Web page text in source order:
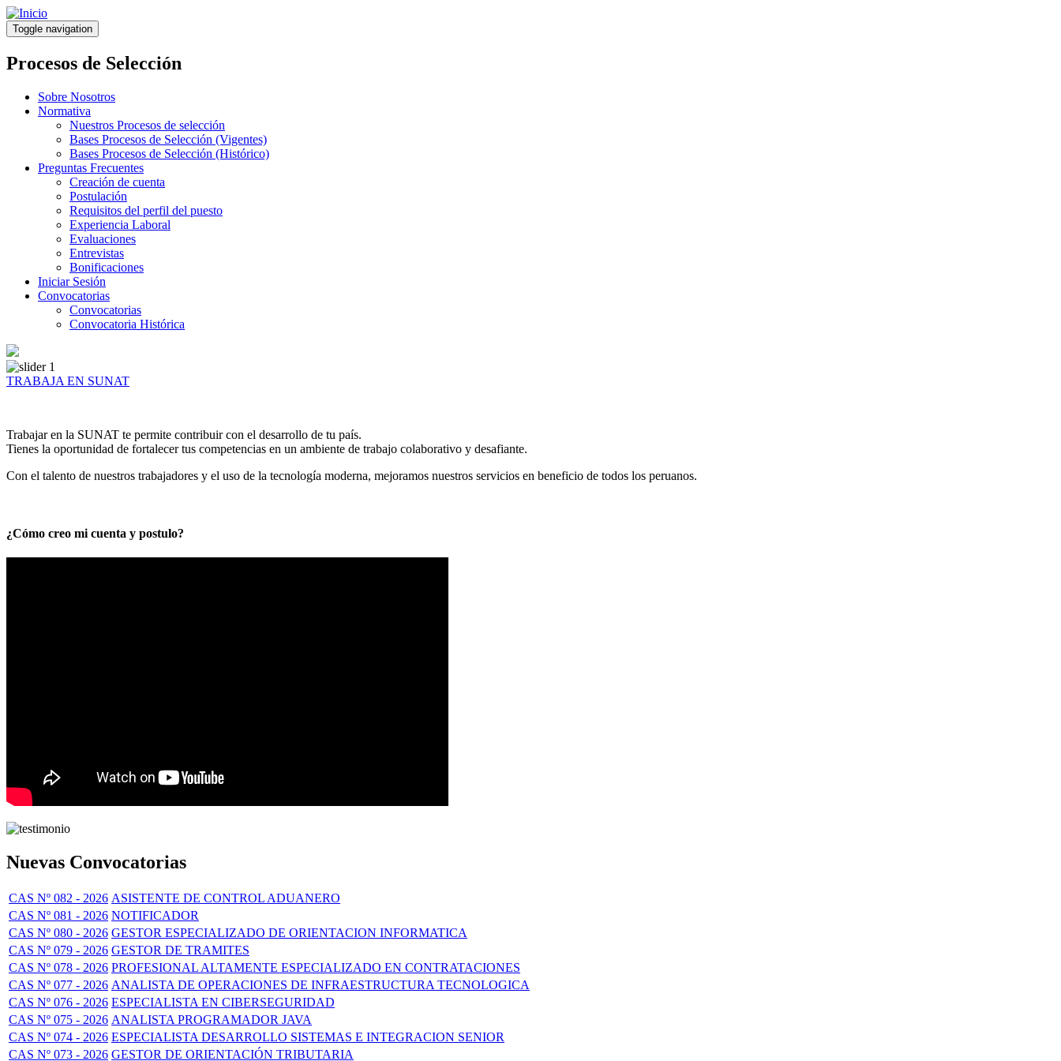
Pasar
al
contenido
principal
Toggle navigation
Procesos de Selección
Sobre Nosotros
Normativa
Nuestros Procesos de selección
Bases Procesos de Selección (Vigentes)
Bases Procesos de Selección (Histórico)
Preguntas Frecuentes
Creación de cuenta
Postulación
Requisitos del perfil del puesto
Experiencia Laboral
Evaluaciones
Entrevistas
Bonificaciones
Iniciar Sesión
Convocatorias
Convocatorias
Convocatoria Histórica
TRABAJA EN SUNAT
Trabajar en la SUNAT te permite contribuir con el desarrollo de tu país.
Tienes la oportunidad de fortalecer tus competencias en un ambiente de trabajo colaborativo y desafiante.
Con el talento de nuestros trabajadores y el uso de la tecnología moderna, mejoramos nuestros servicios en beneficio de todos los peruanos.
¿Cómo creo mi cuenta y postulo?
Nuevas Convocatorias
CAS Nº 082 - 2026 ASISTENTE DE CONTROL ADUANERO
CAS Nº 081 - 2026 NOTIFICADOR
CAS Nº 080 - 2026 GESTOR ESPECIALIZADO DE ORIENTACION INFORMATICA
CAS Nº 079 - 2026 GESTOR DE TRAMITES
CAS Nº 078 - 2026 PROFESIONAL ALTAMENTE ESPECIALIZADO EN CONTRATACIONES
CAS Nº 077 - 2026 ANALISTA DE OPERACIONES DE INFRAESTRUCTURA TECNOLOGICA
CAS Nº 076 - 2026 ESPECIALISTA EN CIBERSEGURIDAD
CAS Nº 075 - 2026 ANALISTA PROGRAMADOR JAVA
CAS Nº 074 - 2026 ESPECIALISTA DESARROLLO SISTEMAS E INTEGRACION SENIOR
CAS Nº 073 - 2026 GESTOR DE ORIENTACIÓN TRIBUTARIA